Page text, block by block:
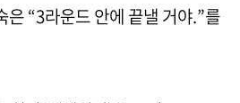
“3라운드 안에 끝낼 거야.”를